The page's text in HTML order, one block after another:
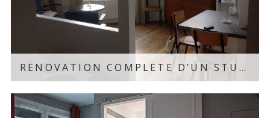
RÉNOVATION COMPLÈTE D’UN STUDIO – PARIS MONTPARNASSE, 75
Découvrir le projet